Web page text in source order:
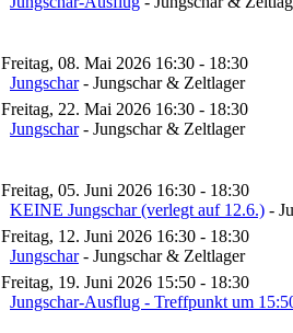
Freitag, 08. Mai 2026 16:30 - 18:30
Jungschar- Jungschar & Zeltlager
Freitag, 22. Mai 2026 16:30 - 18:30
Jungschar- Jungschar & Zeltlager
Freitag, 05. Juni 2026 16:30 - 18:30
KEINE Jungschar (verlegt auf 12.6.) -
Freitag, 12. Juni 2026 16:30 - 18:30
Jungschar- Jungschar & Zeltlager
Freitag, 19. Juni 2026 15:50 - 18:30
Jungschar-Ausflug - Treffpunkt um